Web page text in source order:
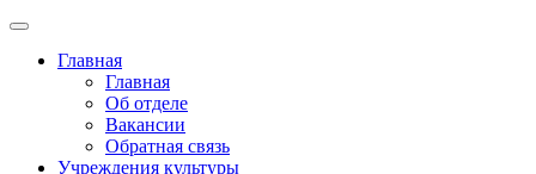
Главная
Главная
Об отделе
Вакансии
Обратная связь
Учреждения культуры